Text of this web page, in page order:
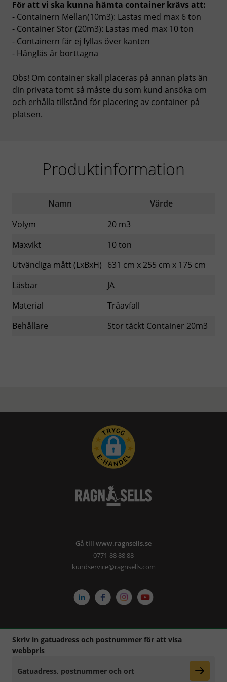
För att vi ska kunna hämta container krävs att:
- Containern Mellan(10m3): Lastas med max 6 ton
- Container Stor (20m3): Lastas med max 10 ton
- Containern får ej fyllas över kanten
- Hänglås är borttagna
Obs! Om container skall placeras på annan plats än
din privata tomt så måste du som kund ansöka om
och erhålla tillstånd för placering av container på
platsen.
Produktinformation
Namn
Värde
Volym
20 m3
Maxvikt
10 ton
Utvändiga mått (LxBxH) 631 cm x 255 cm x 175 cm
Låsbar
JA
Material
Träavfall
Behållare
Stor täckt Container 20m3
Gå till www.ragnsells.se
0771-88 88 88
kundservice@ragnsells.com
Cookies -Avtal & leveransvillkor Tillgänglighetsredogörelse Ångra ditt köp
Skriv in gatuadress och postnummer för att visa
webbpris